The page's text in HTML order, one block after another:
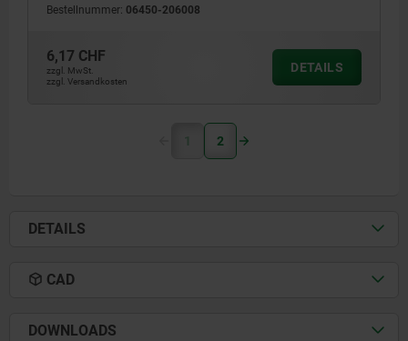
Bestellnummer: 06450-206008
6,17 CHF
zzgl. MwSt.
zzgl. Versandkosten
DETAILS
1 2
DETAILS
CAD
DOWNLOADS